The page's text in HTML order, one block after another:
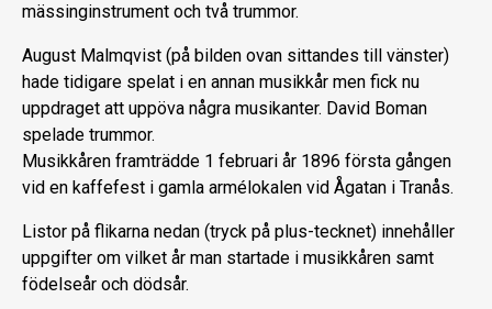
mässinginstrument och två trummor.
August Malmqvist (på bilden ovan sittandes till vänster)
hade tidigare spelat i en annan musikkår men fick nu
uppdraget att uppöva några musikanter. David Boman
spelade trummor.
Musikkåren framträdde 1 februari år 1896 första gången
vid en kaffefest i gamla armélokalen vid Ågatan i Tranås.
Listor på flikarna nedan (tryck på plus-tecknet) innehåller
uppgifter om vilket år man startade i musikkåren samt
födelseår och dödsår.